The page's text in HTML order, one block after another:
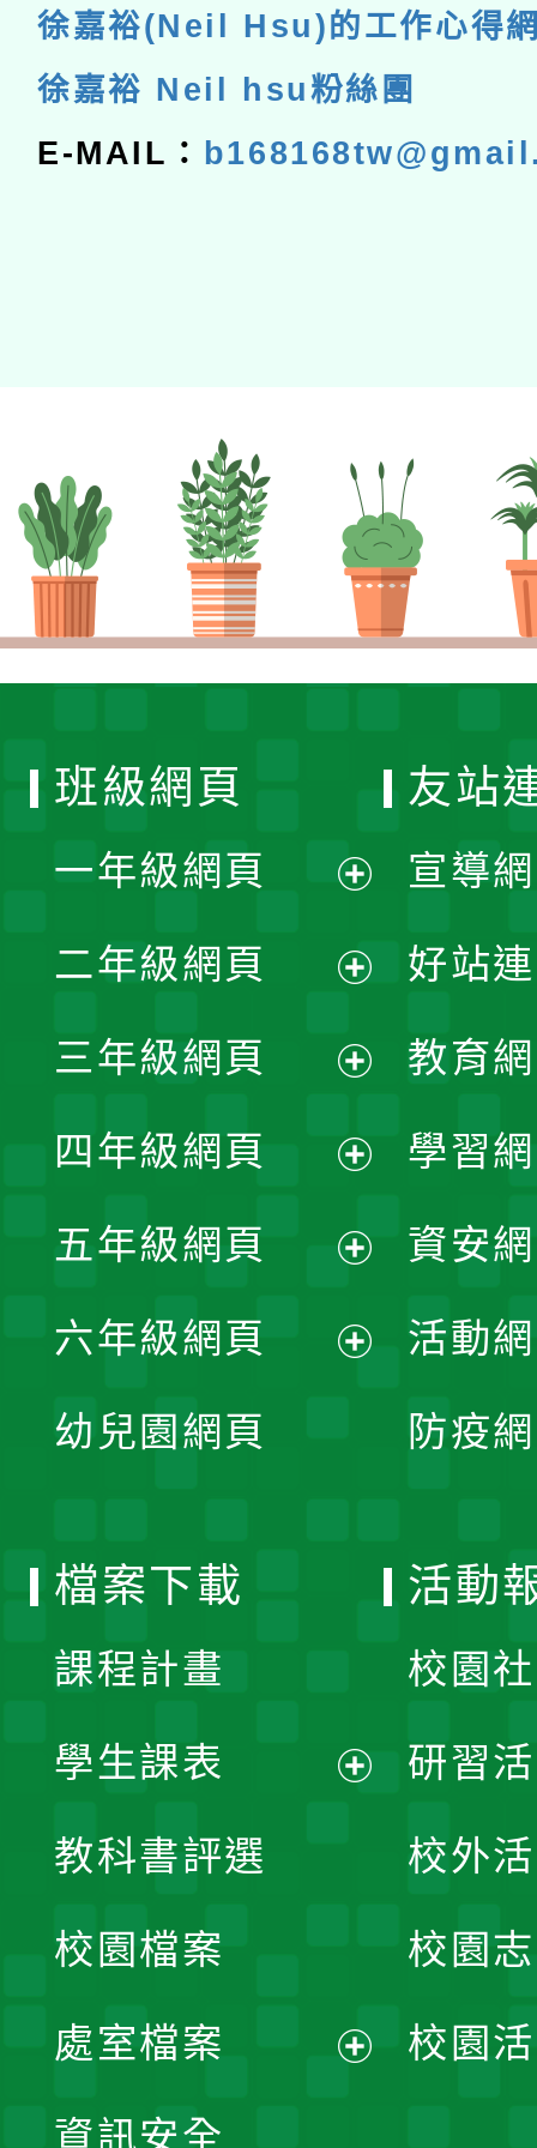
徐嘉裕(Neil Hsu)的工作心得
徐嘉裕 Neil hsu粉絲團
E-MAIL：
班級網頁
一年級網頁
開
選
單
二年級網頁
開
選
單
三年級網頁
開
選
單
四年級網頁
開
選
五年級網頁
開
六年級網頁
幼兒園網頁
友站
宣導
好站
教育
學習
資安
活動
防疫
檔案下載
課程計畫
學生課表
單
教科書評選
校園檔案
處室檔案
資訊安全
活動
校園
研習
校外
校園
校園